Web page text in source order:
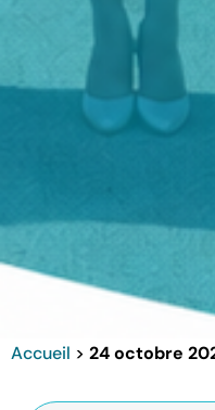
Accueil > 24 octobre